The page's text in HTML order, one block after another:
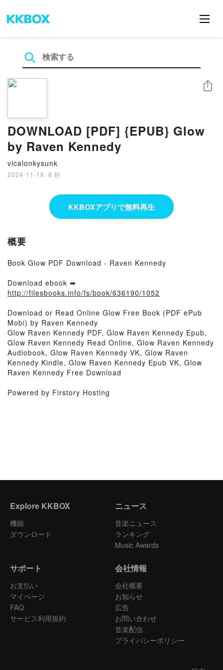
DOWNLOAD [PDF] {EPUB} Glow
by Raven Kennedy
vicalonkysunk
2024-11-18 · 8 秒
シェア
KKBOXアプリで無料再生
概要
Book Glow PDF Download - Raven Kennedy
Download ebook ➡
http://filesbooks.info/fs/book/636190/1052
Download or Read Online Glow Free Book (PDF ePub
Mobi) by Raven Kennedy
Glow Raven Kennedy PDF, Glow Raven Kennedy Epub,
Glow Raven Kennedy Read Online, Glow Raven Kennedy
Audiobook, Glow Raven Kennedy VK, Glow Raven
Kennedy Kindle, Glow Raven Kennedy Epub VK, Glow
Raven Kennedy Free Download
Powered by Firstory Hosting
Explore KKBOX
機能
ダウンロード
ニュース
音楽ニュース
ランキング
Music Awards
サポート
お支払い
マイページ
FAQ
サービス利用規約
会社情報
会社概要
お知らせ
広告
お問い合わせ
音楽配信
プライバシーポリシー